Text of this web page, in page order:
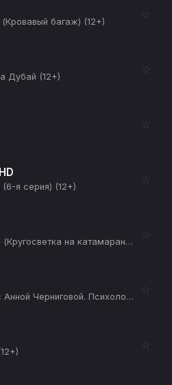
(Кровавый багаж) (12+)
☆
Дубай (12+)
☆
☆
я серия) (12+)
☆
Победили вместе (Кругосветка на катамаране) (12+)
☆
Трансформация с Анной Черниговой. Психология (1-я серия) (12+)
☆
☆